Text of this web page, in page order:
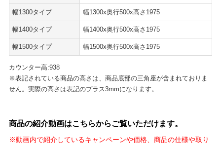
幅1300タイプ 幅1300x奥行500x高さ1975
幅1400タイプ 幅1400x奥行500x高さ1975
幅1500タイプ 幅1500x奥行500x高さ1975
カウンター高:938
※表記されている商品の高さは、商品底部の三角座が含まれておりま
せん。実際の高さは表記のプラス3mmになります。
商品の紹介動画はこちらからご覧いただけます。
※動画内で紹介しているキャンペーンや価格、商品の仕様や取り